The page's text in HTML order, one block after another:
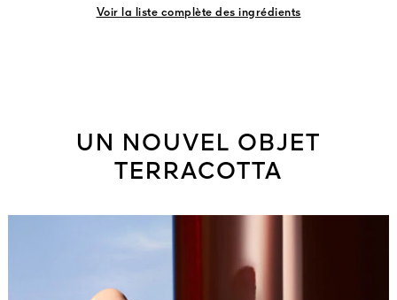
Voir la liste complète des ingrédients
UN NOUVEL OBJET
TERRACOTTA